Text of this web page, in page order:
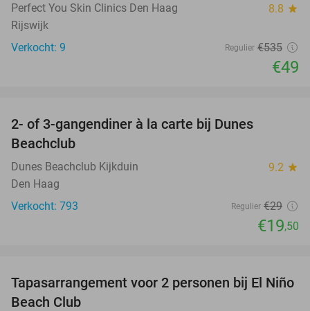
Perfect You Skin Clinics Den Haag 8.8 star
Rijswijk
Verkocht: 9
Regulier €535
€49
2- of 3-gangendiner à la carte bij Dunes
Beachclub
Dunes Beachclub Kijkduin 9.2 star
Den Haag
Verkocht: 793
Regulier €29
€19,50
51%
Tapasarrangement voor 2 personen bij El Niño
Beach Club